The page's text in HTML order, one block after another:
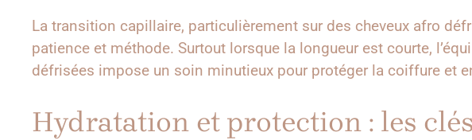
La transition capillaire, particulièrement sur des cheveux afro
patience et méthode. Surtout lorsque la longueur est courte,
défrisées impose un soin minutieux pour protéger la coiffure et
Hydratation et protection : les